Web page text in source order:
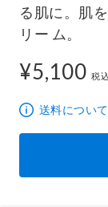
る肌に。肌
リー ム。
¥5,100税込
5,100円
送料につい